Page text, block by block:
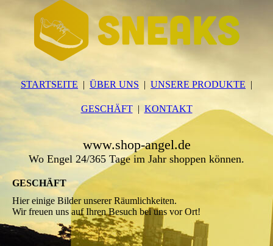
STARTSEITE ÜBER UNS UNSERE PRODUKTE
GESCHÄFT KONTAKT
www.shop-angel.de
Wo Engel 24/365 Tage im Jahr shoppen können.
GESCHÄFT
Hier einige Bilder unserer Räumlichkeiten.
Wir freuen uns auf Ihren Besuch bei uns vor Ort!